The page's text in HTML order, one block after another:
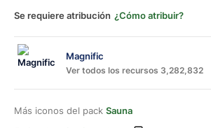
Se requiere atribución ¿Cómo atribuir?
Magnific
Ver todos los recursos 3,282,832
Más iconos del pack Sauna